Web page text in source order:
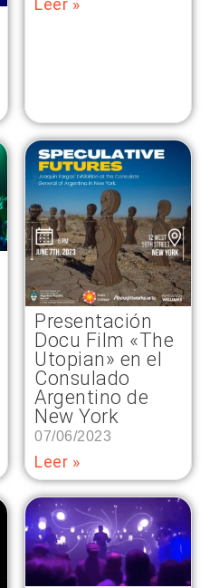
Leer »
Presentación
Docu Film «The
Utopian» en el
Consulado
Argentino de
New York
07/06/2023
Leer »